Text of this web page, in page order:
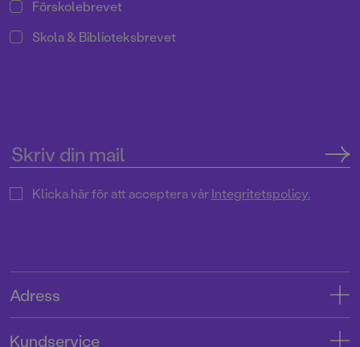
Förskolebrevet
Skola & Biblioteksbrevet
Klicka här för att acceptera vårIntegritetspolicy.
Adress
Kundservice